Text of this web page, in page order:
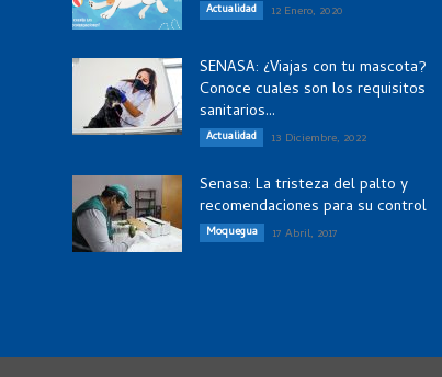
Actualidad 12 Enero, 2020
SENASA: ¿Viajas con tu mascota?
Conoce cuales son los requisitos
sanitarios...
Actualidad 13 Diciembre, 2022
Senasa: La tristeza del palto y
recomendaciones para su control
Moquegua 17 Abril, 2017